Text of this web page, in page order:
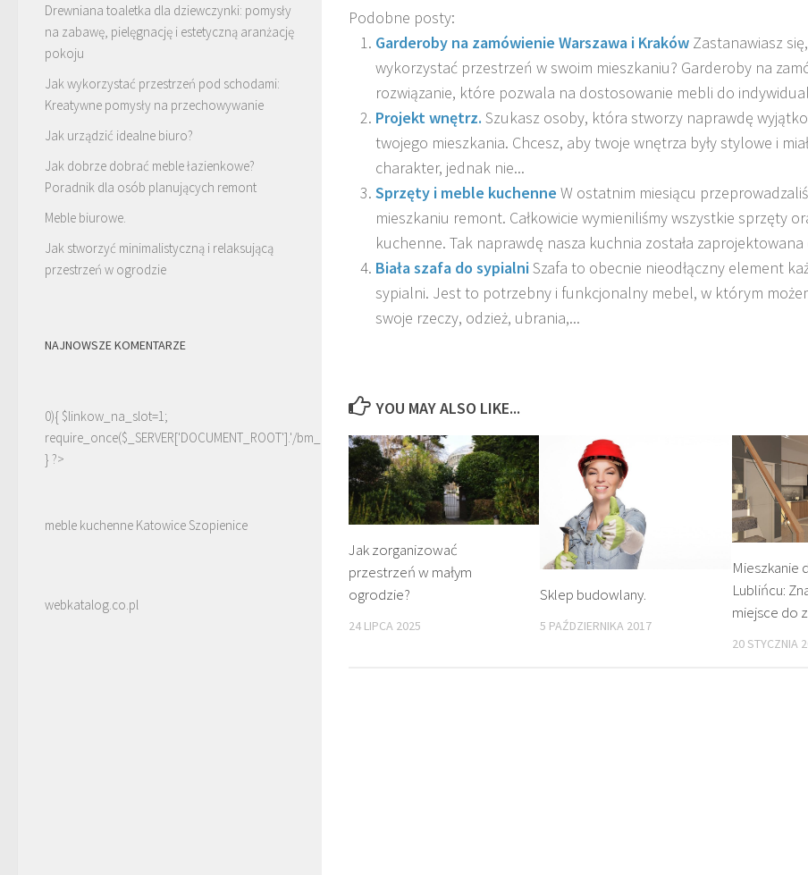
Podobne posty:
Garderoby na zamówienie Warszawa i Kraków Zastanawiasz
wykorzystać przestrzeń w swoim mieszkaniu? Garderoby na
rozwiązanie, które pozwala na dostosowanie mebli do
Projekt wnętrz. Szukasz osoby, która stworzy naprawdę
twojego mieszkania. Chcesz, aby twoje wnętrza były stylowe i
charakter, jednak nie...
Sprzęty i meble kuchenne W ostatnim miesiącu
mieszkaniu remont. Całkowicie wymieniliśmy wszystkie sprzęty
kuchenne. Tak naprawdę nasza kuchnia została zaprojektowana
Biała szafa do sypialniSzafa to obecnie nieodłączny element
sypialni. Jest to potrzebny i funkcjonalny mebel, w którym
swoje rzeczy, odzież, ubrania,...
YOU MAY ALSO LIKE...
Jak zorganizować
przestrzeń w małym
ogrodzie?
24 LIPCA 2025
Sklep budowlany.
5 PAŹDZIERNIKA 2017
Mieszkanie
Lublińcu:
miejsce do
20 STYCZNIA
Drewniana toaletka dla dziewczynki: pomysły
na zabawę, pielęgnację i estetyczną aranżację
pokoju
Jak wykorzystać przestrzeń pod schodami:
Kreatywne pomysły na przechowywanie
Jak urządzić idealne biuro?
Jak dobrze dobrać meble łazienkowe?
Poradnik dla osób planujących remont
Meble biurowe.
Jak stworzyć minimalistyczną i relaksującą
przestrzeń w ogrodzie
NAJNOWSZE KOMENTARZE
0){ $linkow_na_slot=1;
require_once($_SERVER['DOCUMENT_ROOT'].'/bm_linki.php');
} ?>
meble kuchenne Katowice Szopienice
webkatalog.co.pl